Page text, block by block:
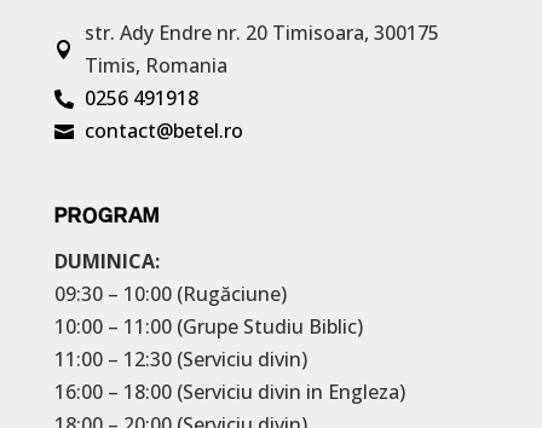

str. Ady Endre nr. 20 Timisoara, 300175
Timis, Romania
 0256 491918
 contact@betel.ro
PROGRAM
DUMINICA:
09:30 – 10:00 (Rugăciune)
10:00 – 11:00 (Grupe Studiu Biblic)
11:00 – 12:30 (Serviciu divin)
16:00 – 18:00 (Serviciu divin in Engleza)